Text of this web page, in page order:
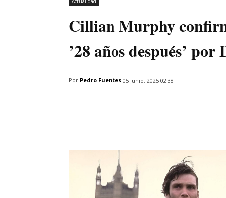
Cillian Murphy
’28 años después’ por
Por Pedro Fuentes 05 junio, 2025 02:38